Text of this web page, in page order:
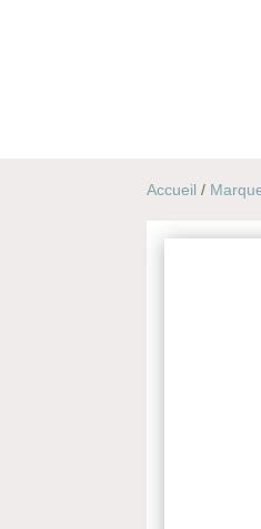
Accueil /